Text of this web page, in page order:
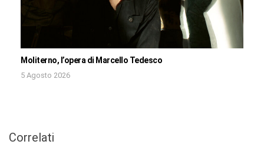
Moliterno, l’opera di Marcello Tedesco
5 Agosto 2026
Correlati